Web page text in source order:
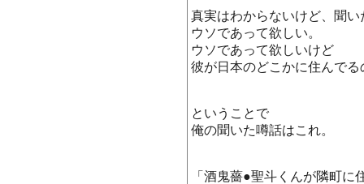
真実はわからないけど、聞
ウソであって欲しい。
ウソであって欲しいけど
彼が日本のどこかに住んで
ということで
俺の聞いた噂話はこれ。
「酒鬼薔●聖斗くんが隣町に